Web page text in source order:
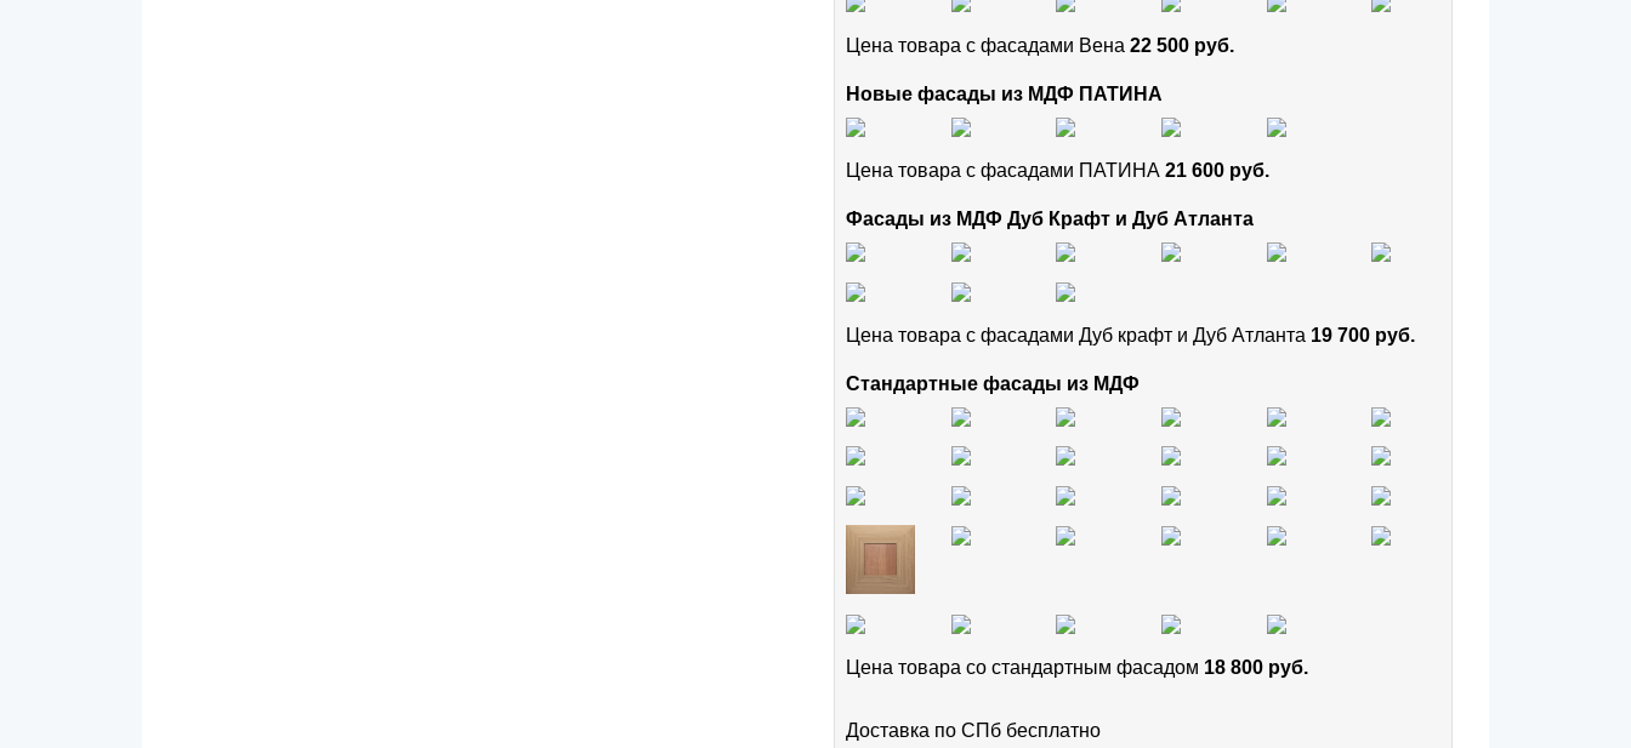
Цена товара с фасадами Вена 22 500 руб.
Новые фасады из МДФ ПАТИНА
Цена товара с фасадами ПАТИНА 21 600 руб.
Фасады из МДФ Дуб Крафт и Дуб Атланта
Цена товара с фасадами Дуб крафт и Дуб Атланта 19 700 руб.
Стандартные фасады из МДФ
Цена товара cо стандартным фасадом 18 800 руб.
Доставка по СПб бесплатно